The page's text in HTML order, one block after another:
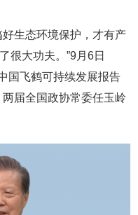
生态环境保护，才有产
很大功夫。”9月6日
国飞鹤可持续发展报告
届全国政协常委任玉岭